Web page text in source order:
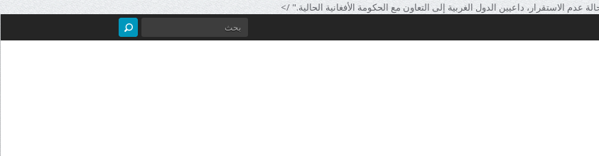
الاستقرار، داعيين الدول الغربية إلى التعاون مع الحكومة الأفغانية الحالية." />